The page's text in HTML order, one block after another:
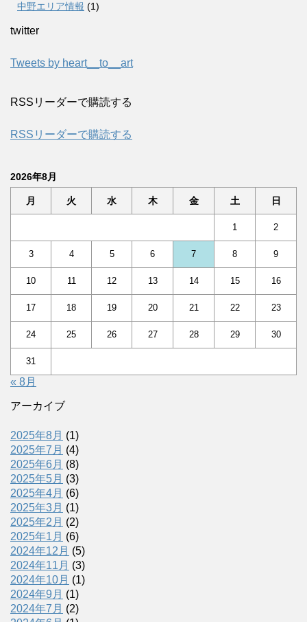
中野エリア情報 (1)
twitter
Tweets by heart__to__art
RSSリーダーで購読する
RSSリーダーで購読する
2026年8月
月 火 水 木 金 土 日
1 2
3 4 5 6 7 8 9
10 11 12 13 14 15 16
17 18 19 20 21 22 23
24 25 26 27 28 29 30
31
« 8月
アーカイブ
2025年8月 (1)
2025年7月 (4)
2025年6月 (8)
2025年5月 (3)
2025年4月 (6)
2025年3月 (1)
2025年2月 (2)
2025年1月 (6)
2024年12月 (5)
2024年11月 (3)
2024年10月 (1)
2024年9月 (1)
2024年7月 (2)